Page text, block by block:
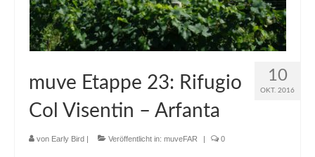
10
OKT. 2016
muve Etappe 23: Rifugio
Col Visentin – Arfanta
von Early Bird Veröffentlicht in: muveFAR 0